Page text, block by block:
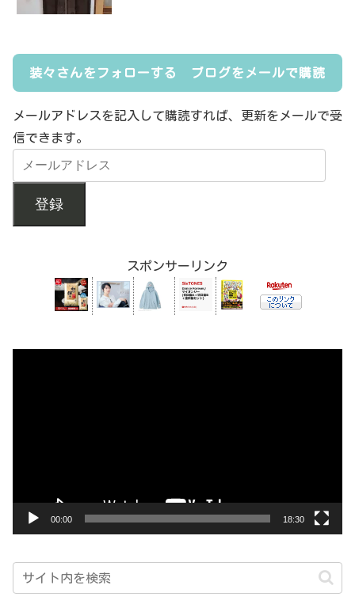
装々さんをフォローする ブログをメールで購読
メールアドレスを記入して購読すれば、更新をメールで受
信できます。
登録
スポンサーリンク
00:00 18:30